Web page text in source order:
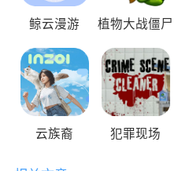
鲸云漫游 植物大战僵尸
云族裔 犯罪现场